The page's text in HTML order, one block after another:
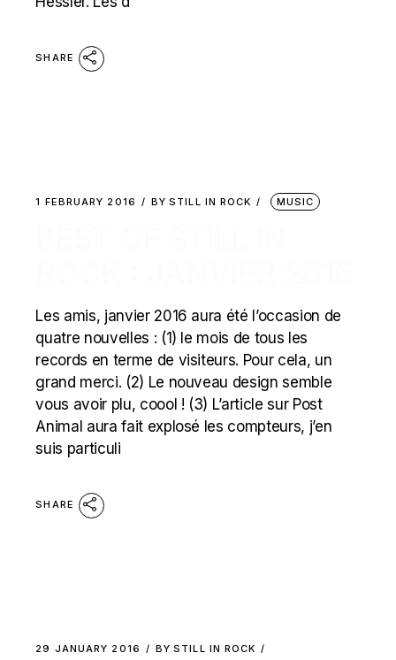
SHARE
1 FEBRUARY 2016 BY STILL IN ROCK MUSIC
Les amis, janvier 2016 aura été l’occasion de
quatre nouvelles : (1) le mois de tous les
records en terme de visiteurs. Pour cela, un
grand merci. (2) Le nouveau design semble
vous avoir plu, coool ! (3) L’article sur Post
Animal aura fait explosé les compteurs, j’en
suis particuli
SHARE
29 JANUARY 2016 BY STILL IN ROCK